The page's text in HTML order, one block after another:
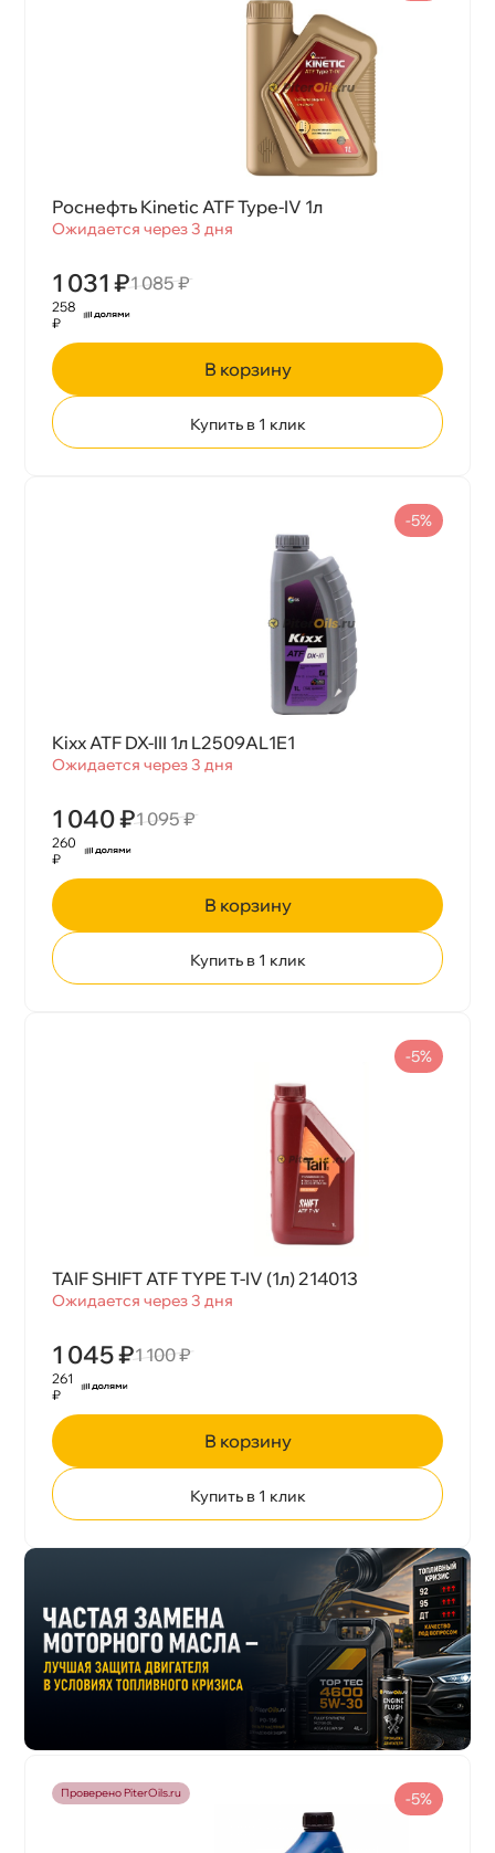
Роснефть Kinetic ATF Type-IV 1л
Ожидается через 3 дня
1 031 ₽1 085 ₽
258
₽
корзину
Купить в 1 клик
Kixx ATF DX-III 1л L2509AL1E1
Ожидается через 3 дня
1 040 ₽1 095 ₽
-5%
260
₽
корзину
Купить в 1 клик
TAIF SHIFT ATF TYPE T-IV (1л) 214013
Ожидается через 3 дня
1 045 ₽1 100 ₽
-5%
261
₽
корзину
Купить в 1 клик
Проверено PiterOils.ru -5%